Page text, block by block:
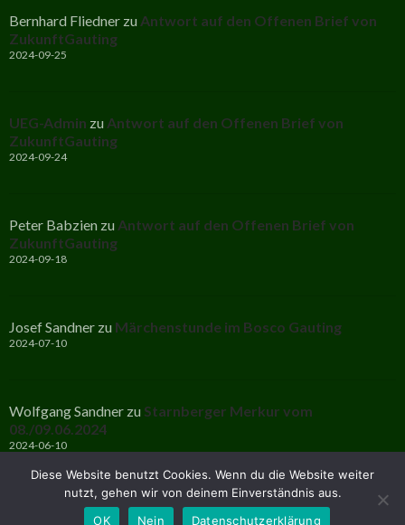
Bernhard Fliedner zu Antwort auf den Offenen Brief von
ZukunftGauting
2024-09-25
UEG-Admin zu Antwort auf den Offenen Brief von
ZukunftGauting
2024-09-24
Peter Babzien zu Antwort auf den Offenen Brief von
ZukunftGauting
2024-09-18
Josef Sandner zu Märchenstunde im Bosco Gauting
2024-07-10
Wolfgang Sandner zu Starnberger Merkur vom
08./09.06.2024
2024-06-10
Diese Website benutzt Cookies. Wenn du die Website weiter
nutzt, gehen wir von deinem Einverständnis aus.
OK
Nein Datenschutzerklärung